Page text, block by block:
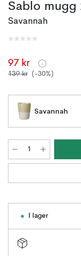
Sablo mugg
Savannah
97 kr
139 kr (-30%)
Savannah
I lager